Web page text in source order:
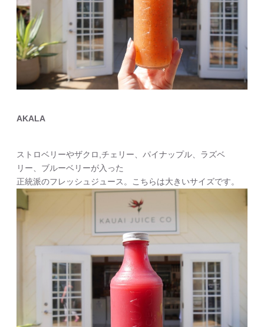
AKALA
ストロベリーやザクロ,チェリー、パイナップル、ラズベ
リー、ブルーベリーが入った
正統派のフレッシュジュース。こちらは大きいサイズです。